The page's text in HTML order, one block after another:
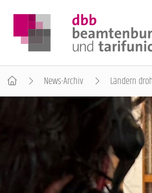
DER DBB
BEAMTINNEN & BEAMTE
ARBEITNEHMENDE
News-Archiv Ländern